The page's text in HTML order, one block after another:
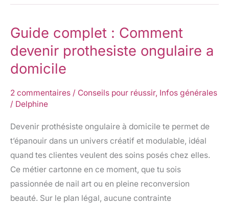
Guide complet : Comment
devenir prothesiste ongulaire a
domicile
2 commentaires / Conseils pour réussir, Infos générales
/ Delphine
Devenir prothésiste ongulaire à domicile te permet de
t’épanouir dans un univers créatif et modulable, idéal
quand tes clientes veulent des soins posés chez elles.
Ce métier cartonne en ce moment, que tu sois
passionnée de nail art ou en pleine reconversion
beauté. Sur le plan légal, aucune contrainte
Guide
complet
Comment
devenir
prothesiste
a
domicile